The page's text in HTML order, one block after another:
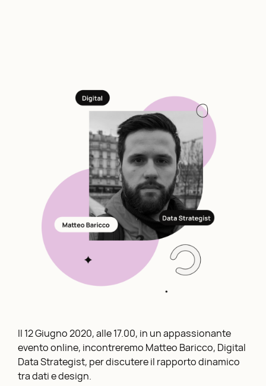
Il 12 Giugno 2020, alle 17.00, in un appassionante
evento online, incontreremo Matteo Baricco, Digital
Data Strategist, per discutere il rapporto dinamico
tra dati e design.